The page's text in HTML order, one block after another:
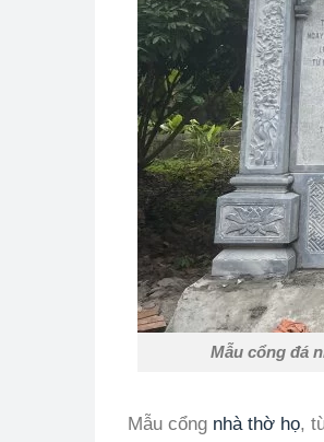
Mẫu cổng đá
Mẫu cổng nhà thờ họ,